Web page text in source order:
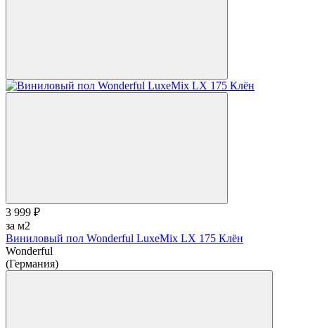
3 999 ₽
за м2
Виниловый пол Wonderful LuxeMix LX 175 Клён
Wonderful
(Германия)